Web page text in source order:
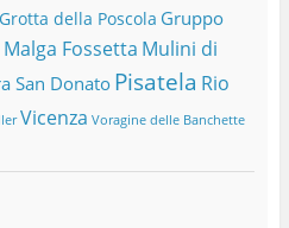
Grotta della Poscola Gruppo
Malga Fossetta Mulini di
San Donato Pisatela Rio
Vicenza Voragine delle Banchette